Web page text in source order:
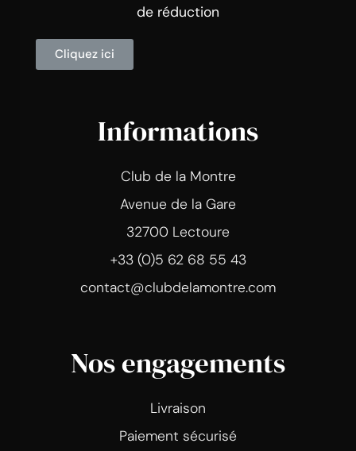
de réduction
Cliquez ici
Informations
Club de la Montre
Avenue de la Gare
32700 Lectoure
+33 (0)5 62 68 55 43
contact@clubdelamontre.com
Nos engagements
Livraison
Paiement sécurisé